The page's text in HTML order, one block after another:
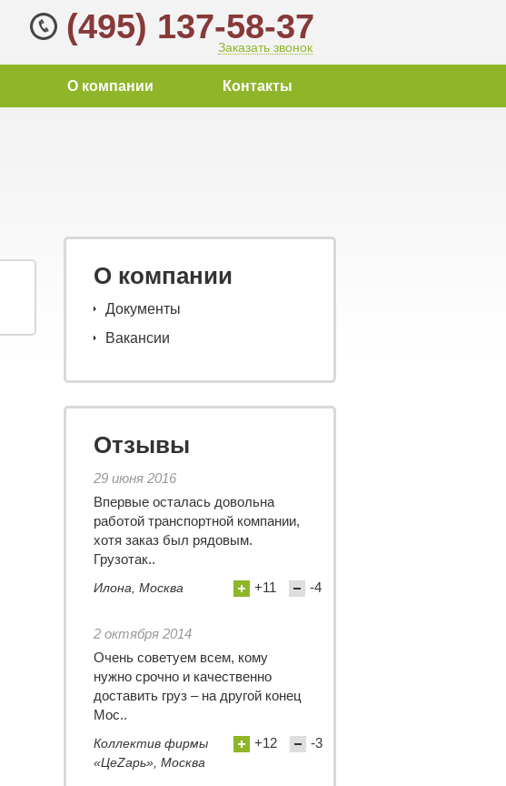
О компании Контакты
(495) 137-58-37
Заказать звонок
О компании
Документы
Вакансии
Отзывы
29 июня 2016
Впервые осталась довольна
работой транспортной компании,
хотя заказ был рядовым.
Грузотак..
Илона, Москва +11 -4
2 октября 2014
Очень советуем всем, кому
нужно срочно и качественно
доставить груз – на другой конец
Мос..
Коллектив фирмы
«ЦеZарь», Москва
+12 -3